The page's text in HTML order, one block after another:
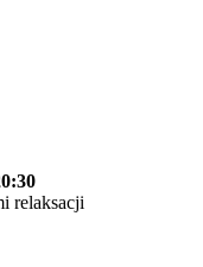
relaksacji